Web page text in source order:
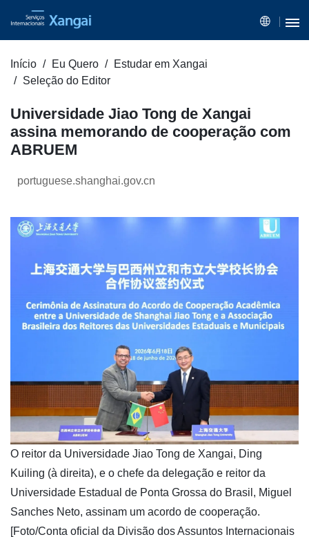
Início Eu Quero
Estudar em Xangai
Seleção do Editor
Universidade Jiao Tong de Xangai
assina memorando de cooperação com
ABRUEM
portuguese.shanghai.gov.cn
​O reitor da Universidade Jiao Tong de Xangai, Ding
Kuiling (à direita), e o chefe da delegação e reitor da
Universidade Estadual de Ponta Grossa do Brasil, Miguel
Sanches Neto, assinam um acordo de cooperação.
[Foto/Conta oficial da Divisão dos Assuntos Internacionais